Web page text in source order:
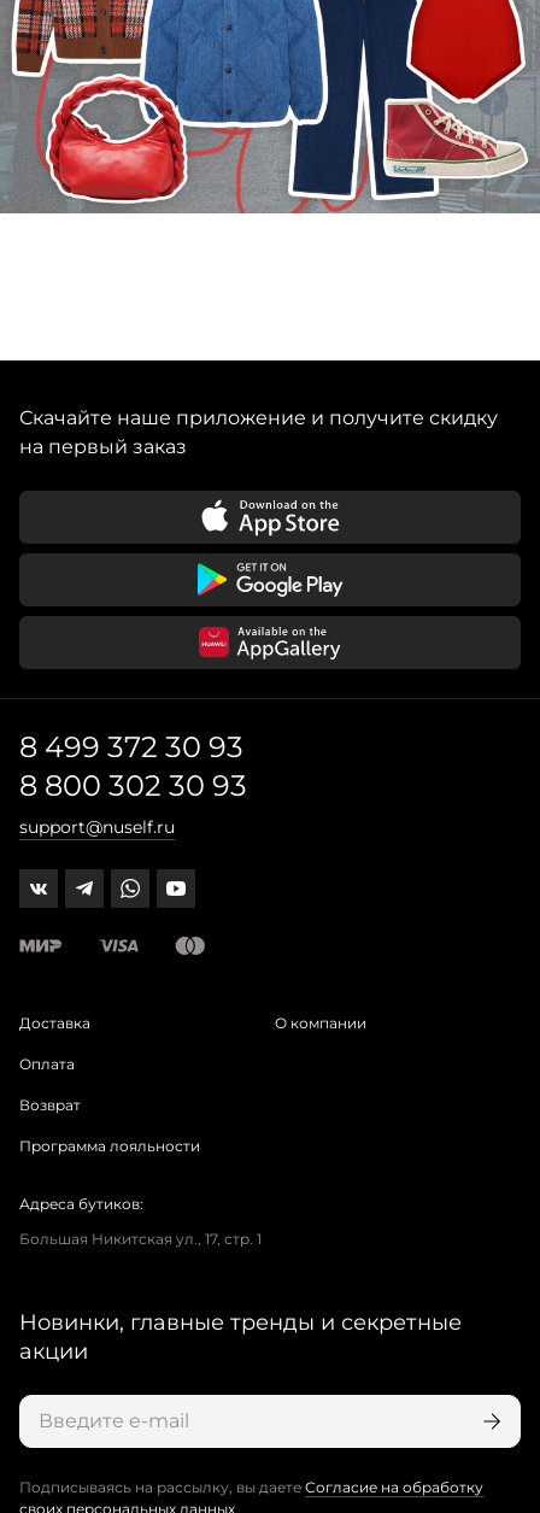
Скачайте наше приложение и получите скидку
на первый заказ
8 499 372 30 93
8 800 302 30 93
support@nuself.ru
Доставка
Оплата
Возврат
Программа лояльности
О компании
Адреса бутиков:
Большая Никитская ул., 17, стр. 1
Новинки, главные тренды и секретные
акции
Подписываясь на рассылку, вы даете Согласие на обработку
своих персональных данных